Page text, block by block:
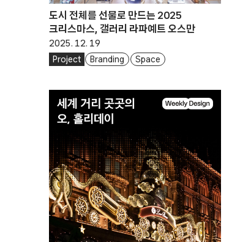
도시 전체를 선물로 만드는 2025
크리스마스, 갤러리 라파예트 오스만
2025. 12. 19
Project Branding Space